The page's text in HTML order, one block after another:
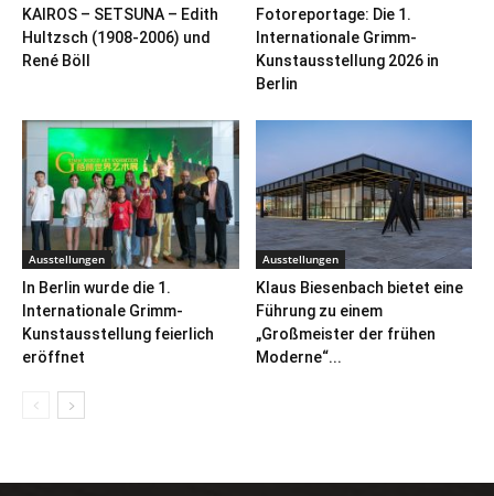
KAIROS – SETSUNA – Edith
Hultzsch (1908-2006) und
René Böll
Fotoreportage: Die 1.
Internationale Grimm-
Kunstausstellung 2026 in
Berlin
Ausstellungen
In Berlin wurde die 1.
Internationale Grimm-
Kunstausstellung feierlich
eröffnet
Ausstellungen
Klaus Biesenbach bietet eine
Führung zu einem
„Großmeister der frühen
Moderne“...